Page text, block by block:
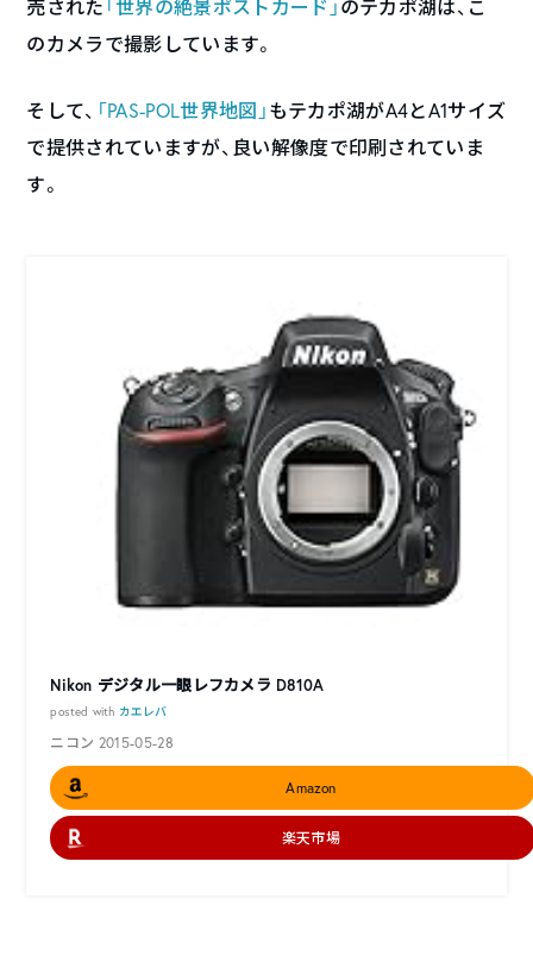
売された 「世界の絶景ポストカード」 のテカポ湖は、こ
のカメラで撮影しています。
そして、 「PAS-POL世界地図」 もテカポ湖がA4とA1サイズ
で提供されていますが、良い解像度で印刷されていま
す。
Nikon デジタル一眼レフカメラ D810A
posted with カエレバ
ニコン 2015-05-28
Amazon
楽天市場